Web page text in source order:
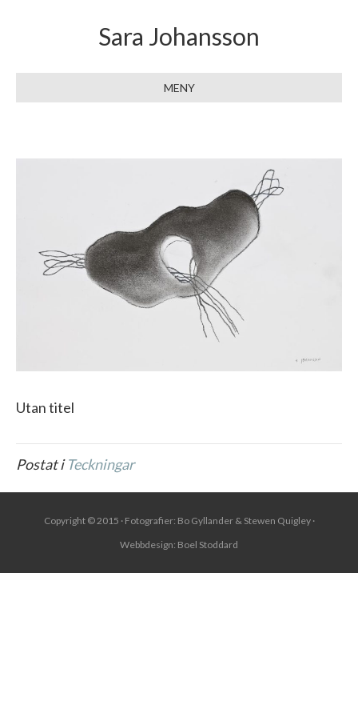
Sara Johansson
MENY
Utan titel
Postat iTeckningar
Copyright © 2015 · Fotografier: Bo Gyllander & Stewen Quigley ·
Webbdesign: Boel Stoddard